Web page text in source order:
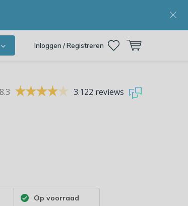
Inloggen / Registreren
8.3 3.122 reviews
Op voorraad